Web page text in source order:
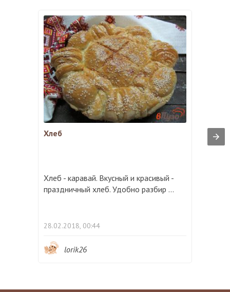
Хлеб
Хлеб - каравай. Вкусный и красивый -
праздничный хлеб. Удобно разбир ...
28.02.2018, 00:44
lorik26